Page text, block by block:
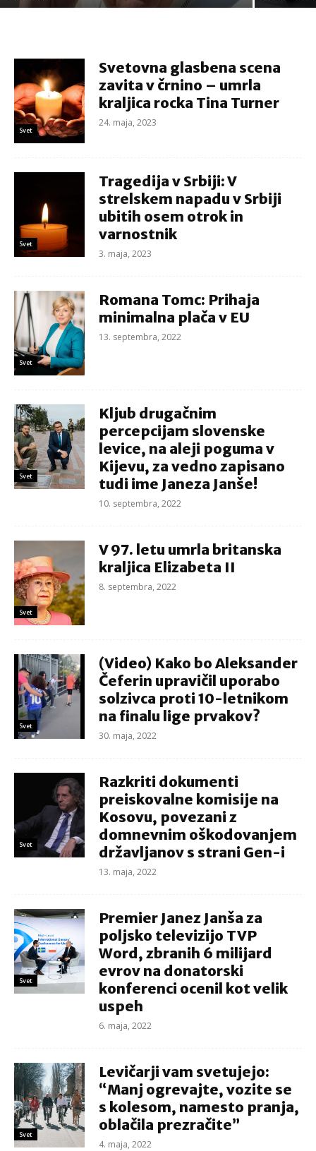
Svet
Svetovna glasbena scena
zavita v črnino – umrla
kraljica rocka Tina Turner
24. maja, 2023
Svet
Tragedija v Srbiji: V
strelskem napadu v Srbiji
ubitih osem otrok in
varnostnik
3. maja, 2023
Svet
Romana Tomc: Prihaja
minimalna plača v EU
13. septembra, 2022
Svet
Kljub drugačnim
percepcijam slovenske
levice, na aleji poguma v
Kijevu, za vedno zapisano
tudi ime Janeza Janše!
10. septembra, 2022
Svet
V 97. letu umrla britanska
kraljica Elizabeta II
8. septembra, 2022
Svet
(Video) Kako bo Aleksander
Čeferin upravičil uporabo
solzivca proti 10-letnikom
na finalu lige prvakov?
30. maja, 2022
Svet
Razkriti dokumenti
preiskovalne komisije na
Kosovu, povezani z
domnevnim oškodovanjem
državljanov s strani Gen-i
13. maja, 2022
Svet
Premier Janez Janša za
poljsko televizijo TVP
Word, zbranih 6 milijard
evrov na donatorski
konferenci ocenil kot velik
uspeh
6. maja, 2022
Svet
Levičarji vam svetujejo:
“Manj ogrevajte, vozite se
s kolesom, namesto pranja,
oblačila prezračite”
4. maja, 2022